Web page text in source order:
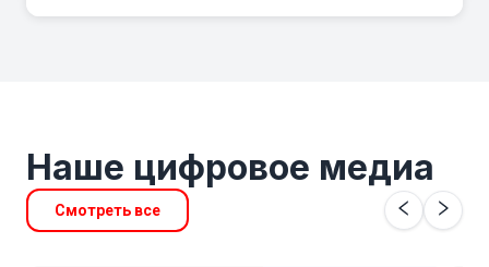
Наше цифровое медиа
Смотреть все